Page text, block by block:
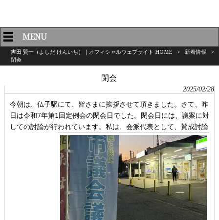
MENU
吉田 賢一（よしだ けんいち）｜オフィシャルウェブサイト HOME > 新着情報
>
閉会
閉会
2025/02/28
今朝は、仏子駅にて、皆さまに挨拶させて頂きました。さて、昨
日は令和7年第1回定例会の閉会日でした。閉会日には、議案に対
しての討論が行われています。私は、会派代表として、賛成討論